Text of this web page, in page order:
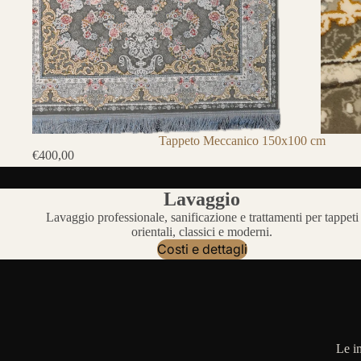
Tappeto Meccanico 150x100 cm
€400,00
Lavaggio
Lavaggio professionale, sanificazione e trattamenti per tappeti
orientali, classici e moderni.
Costi e dettagli
Le